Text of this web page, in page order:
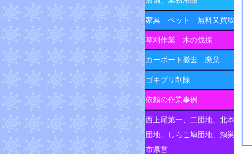
家具 ベット 無料又買取
草刈作業 木の伐採
カーポート撤去 廃棄
ゴキブリ削除
依頼の作業事例
西上尾第一、二団地、北本
団地、しらこ鳩団地、鴻巣
市県営